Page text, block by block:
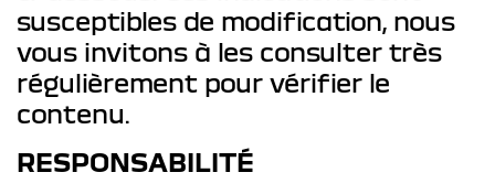
susceptibles de modification, nous
vous invitons à les consulter très
régulièrement pour vérifier le
contenu.
RESPONSABILITÉ